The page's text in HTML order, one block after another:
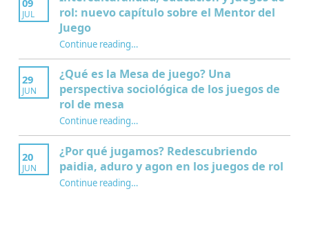
09
JUL
rol: nuevo capítulo sobre el Mentor del
Juego
Continue reading“Interculturalidad, educación y juegos de rol: nuevo capítulo sobre el Mentor del Juego”
…
29
JUN
¿Qué es la Mesa de juego? Una
perspectiva sociológica de los juegos de
rol de mesa
Continue reading“¿Qué es la Mesa de juego? Una perspectiva sociológica de los juegos de rol de mesa”
…
20
JUN
¿Por qué jugamos? Redescubriendo
paidia, aduro y agon en los juegos de rol
Continue reading“¿Por qué jugamos? Redescubriendo paidia, aduro y agon en los juegos de rol”
…